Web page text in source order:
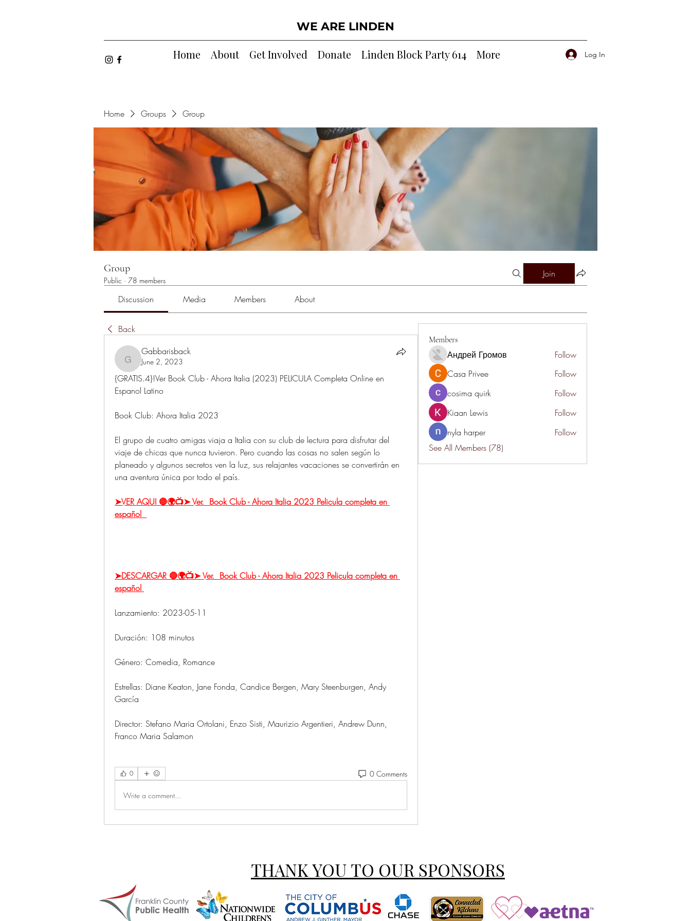
WE ARE LINDEN
Home
About Get Involved Donate Linden Block Party 614 More Log In
Home Groups Group
Group
Public · 78 members
Join
Discussion Media Members About
Back
Gabbarisback
Gabbarisback
June 2, 2023
{GRATIS.4}!Ver Book Club - Ahora Italia (2023) PELICULA Completa Online en
Espanol Latino
Book Club: Ahora Italia 2023
El grupo de cuatro amigas viaja a Italia con su club de lectura para disfrutar del
viaje de chicas que nunca tuvieron. Pero cuando las cosas no salen según lo
planeado y algunos secretos ven la luz, sus relajantes vacaciones se convertirán en
una aventura única por todo el país.
➤VER AQUI 🔴🌍📺➤ Ver.  Book Club - Ahora Italia 2023 Pelicula completa en
español
➤DESCARGAR 🔴🌍📺➤ Ver.  Book Club - Ahora Italia 2023 Pelicula completa en
español
Lanzamiento: 2023-05-11
Duración: 108 minutos
Género: Comedia, Romance
Estrellas: Diane Keaton, Jane Fonda, Candice Bergen, Mary Steenburgen, Andy
García
Director: Stefano Maria Ortolani, Enzo Sisti, Maurizio Argentieri, Andrew Dunn,
Franco Maria Salamon
0 0 Comments
Write a comment...
Members
Андрей Громов
Follow
Casa Privee
Follow
cosima quirk
Follow
Kiaan Lewis
Follow
nyla harper
Follow
See All Members (78)
THANK YOU TO OUR SPONSORS